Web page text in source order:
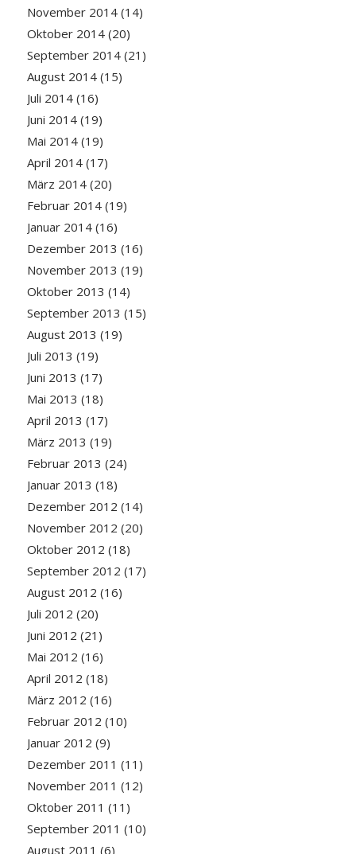
November 2014(14)
Oktober 2014(20)
September 2014(21)
August 2014(15)
Juli 2014(16)
Juni 2014(19)
Mai 2014(19)
April 2014(17)
März 2014(20)
Februar 2014(19)
Januar 2014(16)
Dezember 2013 (16)
November 2013 (19)
Oktober 2013 (14)
September 2013 (15)
August 2013 (19)
Juli 2013 (19)
Juni 2013 (17)
Mai 2013 (18)
April 2013 (17)
März 2013 (19)
Februar 2013 (24)
Januar 2013 (18)
Dezember 2012 (14)
November 2012 (20)
Oktober 2012 (18)
September 2012 (17)
August 2012 (16)
Juli 2012 (20)
Juni 2012 (21)
Mai 2012 (16)
April 2012 (18)
März 2012 (16)
Februar 2012 (10)
Januar 2012 (9)
Dezember 2011 (11)
November 2011 (12)
Oktober 2011 (11)
September 2011 (10)
August 2011 (6)